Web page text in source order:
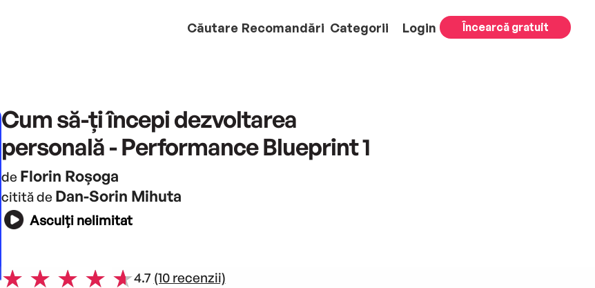
Căutare Recomandări Categorii Login Încearcă gratuit
Cum să-ți începi dezvoltarea
personală - Performance Blueprint 1
de Florin Roșoga
citită de Dan-Sorin Mihuta
Asculți nelimitat
4.7 (10 recenzii)